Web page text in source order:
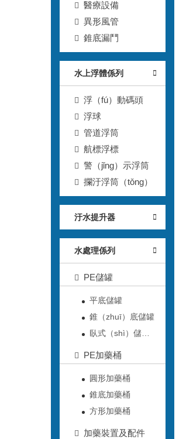
醫療設備
異形風管
錐底漏鬥
水上浮體係列
浮（fú）動碼頭
浮球
管道浮筒
航標浮標
警（jǐng）示浮筒
攔汙浮筒（tǒng）
汙水提升器
水處理係列
PE儲罐
平底儲罐
錐（zhuī）底儲罐
臥式（shì）儲罐
（guàn）
PE加藥桶
圓形加藥桶
錐底加藥桶
方形加藥桶
加藥裝置及配件